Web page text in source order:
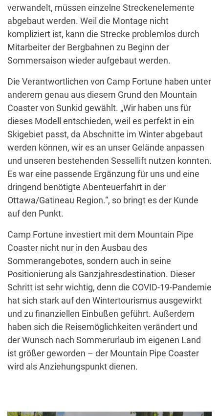
verwandelt, müssen einzelne Streckenelemente
abgebaut werden. Weil die Montage nicht
kompliziert ist, kann die Strecke problemlos durch
Mitarbeiter der Bergbahnen zu Beginn der
Sommersaison wieder aufgebaut werden.
Die Verantwortlichen von Camp Fortune haben unter
anderem genau aus diesem Grund den Mountain
Coaster von Sunkid gewählt. „Wir haben uns für
dieses Modell entschieden, weil es perfekt in ein
Skigebiet passt, da Abschnitte im Winter abgebaut
werden können, wir es an unser Gelände anpassen
und unseren bestehenden Sessellift nutzen konnten.
Es war eine passende Ergänzung für uns und eine
dringend benötigte Abenteuerfahrt in der
Ottawa/Gatineau Region.“, so bringt es der Kunde
auf den Punkt.
Camp Fortune investiert mit dem Mountain Pipe
Coaster nicht nur in den Ausbau des
Sommerangebotes, sondern auch in seine
Positionierung als Ganzjahresdestination. Dieser
Schritt ist sehr wichtig, denn die COVID-19-Pandemie
hat sich stark auf den Wintertourismus ausgewirkt
und zu finanziellen Einbußen geführt. Außerdem
haben sich die Reisemöglichkeiten verändert und
der Wunsch nach Sommerurlaub im eigenen Land
ist größer geworden – der Mountain Pipe Coaster
wird als Anziehungspunkt dienen.